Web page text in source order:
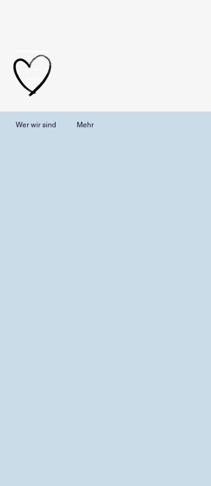
aus der
Wer wir sind Mehr